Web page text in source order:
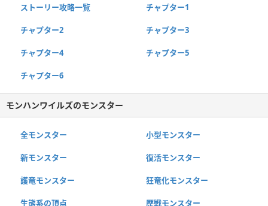
ストーリー攻略一覧 チャプター1
チャプター2 チャプター3
チャプター4 チャプター5
チャプター6
モンハンワイルズのモンスター
全モンスター 小型モンスター
新モンスター 復活モンスター
護竜モンスター 狂竜化モンスター
生態系の頂点 歴戦モンスター